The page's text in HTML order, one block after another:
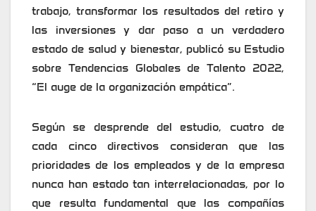
trabajo, transformar los resultados del retiro y
las inversiones y dar paso a un verdadero
estado de salud y bienestar, publicó su Estudio
sobre Tendencias Globales de Talento 2022,
“El auge de la organización empática”.
Según se desprende del estudio, cuatro de
cada cinco directivos consideran que las
prioridades de los empleados y de la empresa
nunca han estado tan interrelacionadas, por lo
que resulta fundamental que las compañías